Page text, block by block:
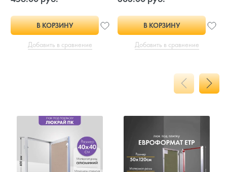
В КОРЗИНУ
Добавить в сравнение
В КОРЗИНУ
Добавить в сравнение